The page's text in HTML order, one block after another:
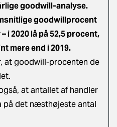
goodwill-analyse.
goodwillprocent
i 2020 lå på 52,5 procent,
mere end i 2019.
at goodwill-procenten de
at antallet af handler
på det næsthøjeste antal